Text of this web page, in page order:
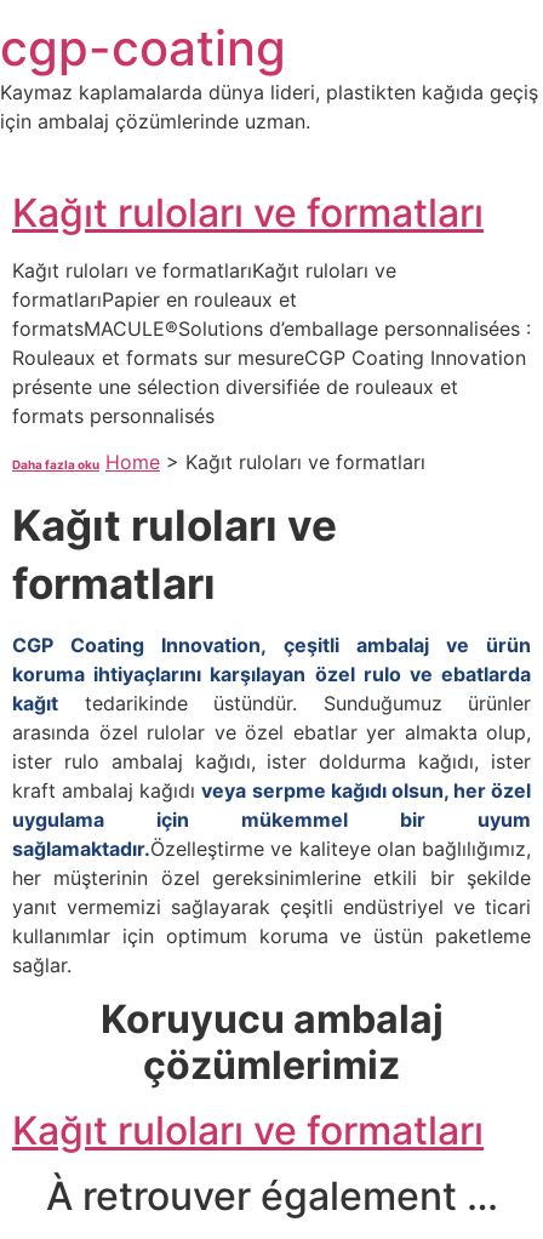
to
content
cgp-coating
Kaymaz kaplamalarda dünya lideri, plastikten kağıda geçiş
için ambalaj çözümlerinde uzman.
Kağıt ruloları ve formatları
Kağıt ruloları ve formatlarıKağıt ruloları ve
formatlarıPapier en rouleaux et
formatsMACULE®Solutions d’emballage personnalisées :
Rouleaux et formats sur mesureCGP Coating Innovation
présente une sélection diversifiée de rouleaux et
formats personnalisés
Daha fazla oku Home > Kağıt ruloları ve formatları
Kağıt ruloları ve
formatları
CGP Coating Innovation, çeşitli ambalaj ve ürün
koruma ihtiyaçlarını karşılayan özel rulo ve ebatlarda
kağıt tedarikinde üstündür. Sunduğumuz ürünler
arasında özel rulolar ve özel ebatlar yer almakta olup,
ister rulo ambalaj kağıdı, ister doldurma kağıdı, ister
kraft ambalaj kağıdıveya serpme kağıdı olsun, her özel
uygulama için mükemmel bir uyum
sağlamaktadır.Özelleştirme ve kaliteye olan bağlılığımız,
her müşterinin özel gereksinimlerine etkili bir şekilde
yanıt vermemizi sağlayarak çeşitli endüstriyel ve ticari
kullanımlar için optimum koruma ve üstün paketleme
sağlar.
Koruyucu ambalaj
çözümlerimiz
Kağıt ruloları ve formatları
À retrouver également …